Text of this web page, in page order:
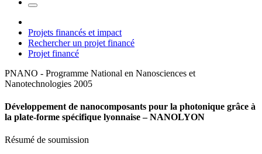
Projets financés et impact
Rechercher un projet financé
Projet financé
PNANO - Programme National en Nanosciences et
Nanotechnologies 2005
Développement de nanocomposants pour la photonique grâce à
la plate-forme spécifique lyonnaise – NANOLYON
Résumé de soumission